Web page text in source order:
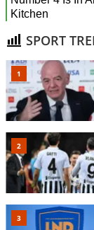
SPORT